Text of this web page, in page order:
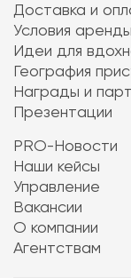
Доставка и
Условия аренды
Идеи для
География
Награды и
Презентации
PRO-Новости
Наши кейсы
Управление
Вакансии
О компании
Агентствам